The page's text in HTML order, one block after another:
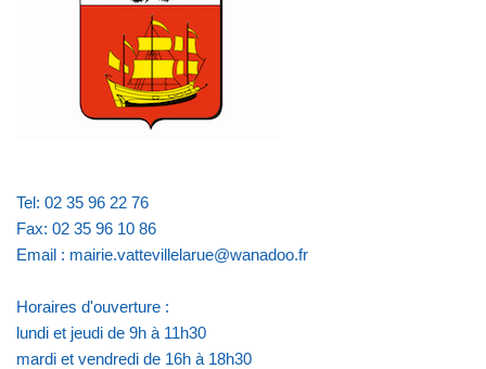
Tel: 02 35 96 22 76
Fax: 02 35 96 10 86
Email : mairie.vattevillelarue@wanadoo.fr
Horaires d'ouverture :
lundi et jeudi de 9h à 11h30
mardi et vendredi de 16h à 18h30